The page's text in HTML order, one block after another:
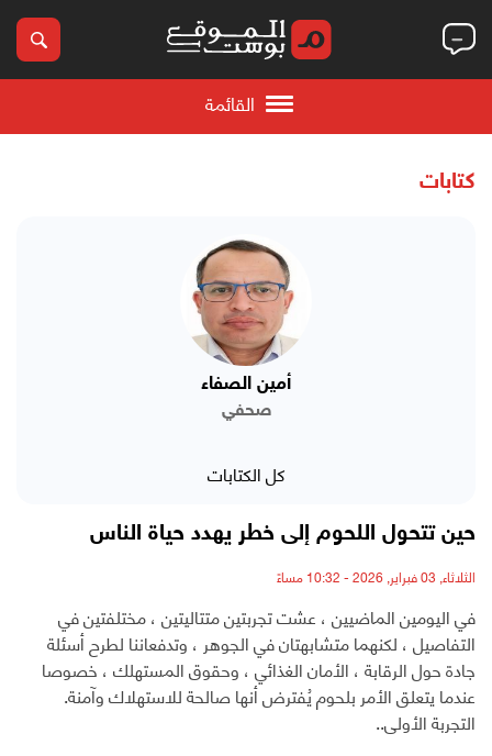
القائمة
كتابات
أمين الصفاء
صحفي
كل الكتابات
حين تتحول اللحوم إلى خطر يهدد حياة الناس
الثلاثاء, 03 فبراير, 2026 - 10:32 مساءً
في اليومين الماضيين ، عشت تجربتين متتاليتين ، مختلفتين في
التفاصيل ، لكنهما متشابهتان في الجوهر ، وتدفعاننا لطرح أسئلة
جادة حول الرقابة ، الأمان الغذائي ، وحقوق المستهلك ، خصوصا
عندما يتعلق الأمر بلحوم يُفترض أنها صالحة للاستهلاك وآمنة.
التجربة الأولى..